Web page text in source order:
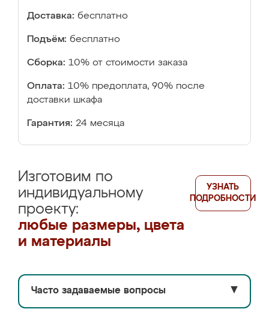
Доставка: бесплатно
Подъём: бесплатно
Сборка: 10% от стоимости заказа
Оплата: 10% предоплата, 90% после
доставки шкафа
Гарантия: 24 месяца
Изготовим по
индивидуальному
проекту:
любые размеры, цвета
и материалы
УЗНАТЬ
ПОДРОБНОСТИ
Часто задаваемые вопросы ▼